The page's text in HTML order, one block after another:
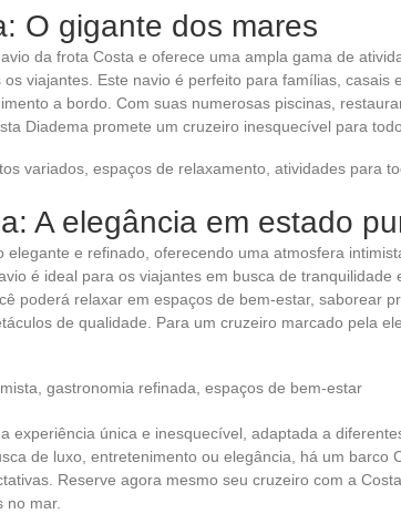
O gigante dos mares
da frota Costa e oferece uma ampla gama de
viajantes. Este navio é perfeito para famílias, casais
a bordo. Com suas numerosas piscinas,
Diadema promete um cruzeiro inesquecível para
variados, espaços de relaxamento, atividades para
A elegância em estado
elegante e refinado, oferecendo uma atmosfera
é ideal para os viajantes em busca de tranquilidade
poderá relaxar em espaços de bem-estar, saborear
de qualidade. Para um cruzeiro marcado pela
gastronomia refinada, espaços de bem-estar
experiência única e inesquecível, adaptada a
de luxo, entretenimento ou elegância, há um barco
Reserve agora mesmo seu cruzeiro com a
no mar.